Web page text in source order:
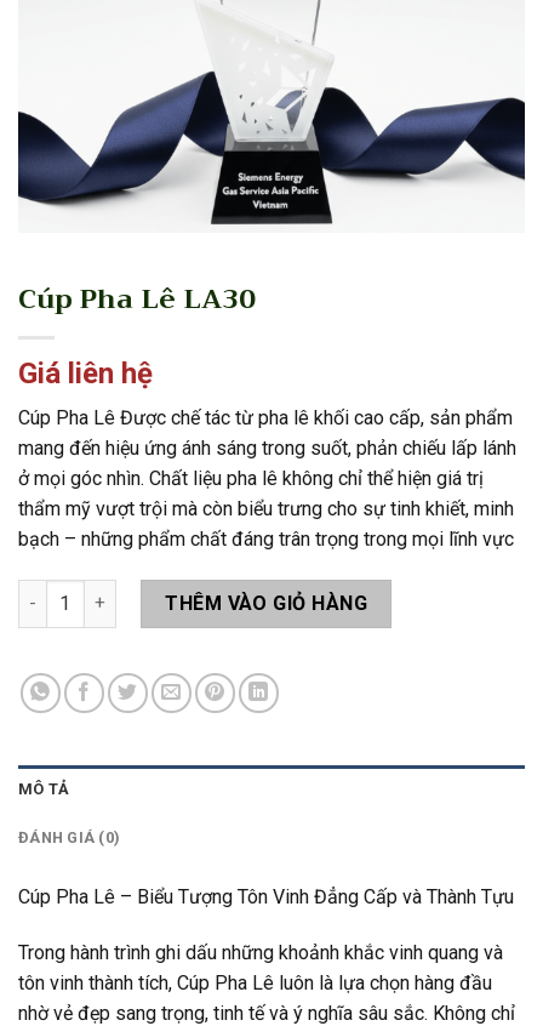
Cúp Pha Lê LA30
Giá liên hệ
Cúp Pha Lê Được chế tác từ pha lê khối cao cấp, sản phẩm
mang đến hiệu ứng ánh sáng trong suốt, phản chiếu lấp lánh
ở mọi góc nhìn. Chất liệu pha lê không chỉ thể hiện giá trị
thẩm mỹ vượt trội mà còn biểu trưng cho sự tinh khiết, minh
bạch – những phẩm chất đáng trân trọng trong mọi lĩnh vực
Cúp Pha Lê LA30 số lượngTHÊM VÀO GIỎ HÀNG
MÔ TẢ
ĐÁNH GIÁ (0)
Cúp Pha Lê – Biểu Tượng Tôn Vinh Đẳng Cấp và Thành Tựu
Trong hành trình ghi dấu những khoảnh khắc vinh quang và
tôn vinh thành tích, Cúp Pha Lê luôn là lựa chọn hàng đầu
nhờ vẻ đẹp sang trọng, tinh tế và ý nghĩa sâu sắc. Không chỉ